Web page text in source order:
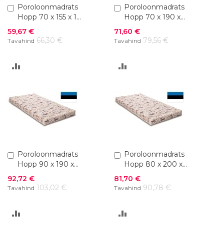
Poroloonmadrats
Hopp 70 x 155 x 10
cm
Soodushind
59,67 €
Tavahind 66,30 €
Lisa
ostukorvi
Poroloonmadrats
Hopp 70 x 190 x
10 cm
Soodushind
71,60 €
Tavahind 79,56 €
Lisa
ostukorvi
Poroloonmadrats
Hopp 90 x 190 x
10 cm
Soodushind
92,72 €
Tavahind 103,02 €
Lisa
ostukorvi
Poroloonmadrats
Hopp 80 x 200 x
10 cm
Soodushind
81,70 €
Tavahind 90,78 €
Lisa
ostukorvi